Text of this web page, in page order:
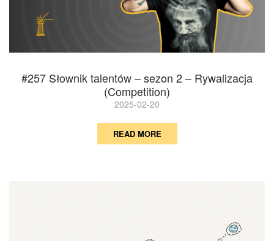
#257 Słownik talentów – sezon 2 – Rywalizacja
(Competition)
2025-02-20
READ MORE